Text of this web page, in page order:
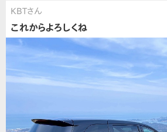
KBTさん
これからよろしくね